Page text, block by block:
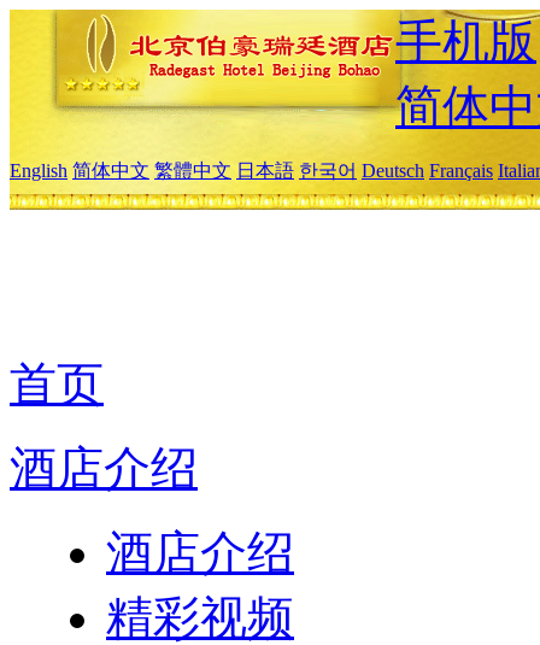
手机版
简体
English 简体中文 繁體中文 日本語 한국어 Deutsch Français
首页
酒店介绍
酒店介绍
精彩视频